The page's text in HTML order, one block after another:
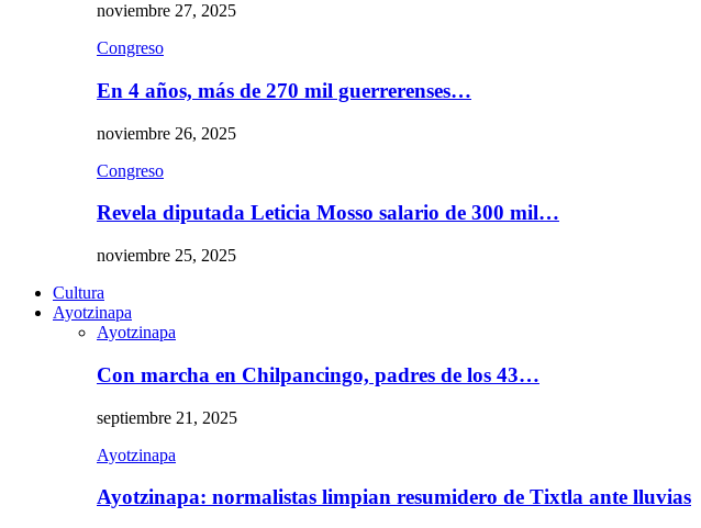
noviembre 27, 2025
Congreso
En 4 años, más de 270 mil guerrerenses…
noviembre 26, 2025
Congreso
Revela diputada Leticia Mosso salario de 300 mil…
noviembre 25, 2025
Cultura
Ayotzinapa
Ayotzinapa
Con marcha en Chilpancingo, padres de los 43…
septiembre 21, 2025
Ayotzinapa
Ayotzinapa: normalistas limpian resumidero de Tixtla ante lluvias